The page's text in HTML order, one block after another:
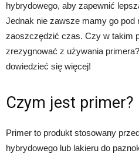
hybrydowego, aby zapewnić
Jednak nie zawsze mamy go pod
zaoszczędzić czas. Czy w takim
zrezygnować z używania
dowiedzieć się więcej!
Czym jest primer?
Primer to produkt stosowany
hybrydowego lub lakieru do